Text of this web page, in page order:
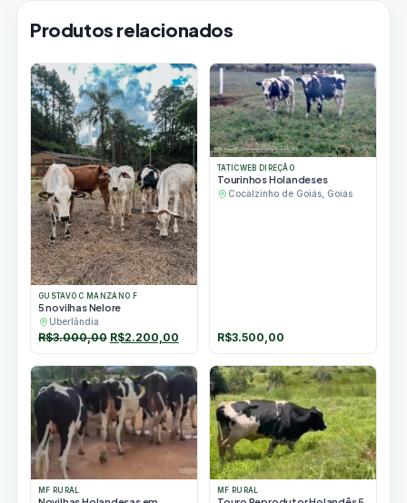
Produtos relacionados
GUSTAVO C MANZANO F
5 novilhas Nelore
Uberlândia
R$3.000,00 O
original
era:
R$3.000,00.
R$2.200,00O
atual
R$2.200,00.
TATICWEB DIREÇÃO
Tourinhos Holandeses
Cocalzinho de Goiás, Goiás
R$3.500,00
MF RURAL MF RURAL